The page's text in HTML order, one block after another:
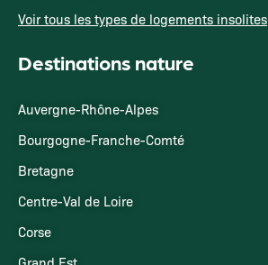
Voir tous les types de logements insolites
Destinations nature
Auvergne-Rhône-Alpes
Bourgogne-Franche-Comté
Bretagne
Centre-Val de Loire
Corse